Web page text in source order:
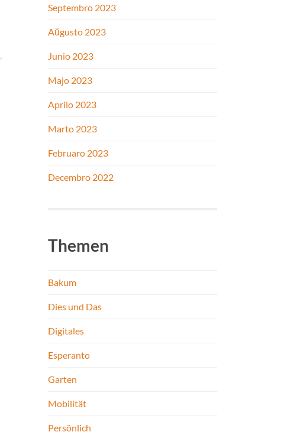
Septembro 2023
Aŭgusto 2023
Junio 2023
Majo 2023
Aprilo 2023
Marto 2023
Februaro 2023
Decembro 2022
Themen
Bakum
Dies und Das
Digitales
Esperanto
Garten
Mobilität
Persönlich